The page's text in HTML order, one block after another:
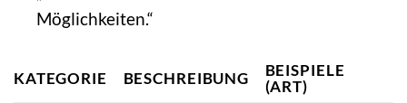
Möglichkeiten.“
KATEGORIE BESCHREIBUNG
BEISPIELE
(ART)